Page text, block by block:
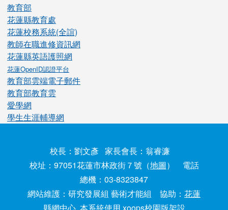
教育部
花蓮縣教育處
花蓮校務系統(全誼)
教師在職進修資訊網
花蓮縣英語護照網
花蓮OpenID認證平台
教育部雲端電子郵件
教育部教育雲
愛學網
學生生涯輔導網
校長：劉文彥 家長會長：翁睿濂
校址：97051花蓮市林政街７號（地圖） 電話
總機：03-8323847
網站維護：研究發展組 藝術才能組 協助： 花蓮